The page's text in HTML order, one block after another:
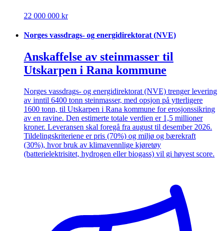
22 000 000 kr
Norges vassdrags- og energidirektorat (NVE)
Anskaffelse av steinmasser til
Utskarpen i Rana kommune
Norges vassdrags- og energidirektorat (NVE) trenger levering
av inntil 6400 tonn steinmasser, med opsjon på ytterligere
1600 tonn, til Utskarpen i Rana kommune for erosjonssikring
av en ravine. Den estimerte totale verdien er 1,5 millioner
kroner. Leveransen skal foregå fra august til desember 2026.
Tildelingskriteriene er pris (70%) og miljø og bærekraft
(30%), hvor bruk av klimavennlige kjøretøy
(batterielektrisitet, hydrogen eller biogass) vil gi høyest score.